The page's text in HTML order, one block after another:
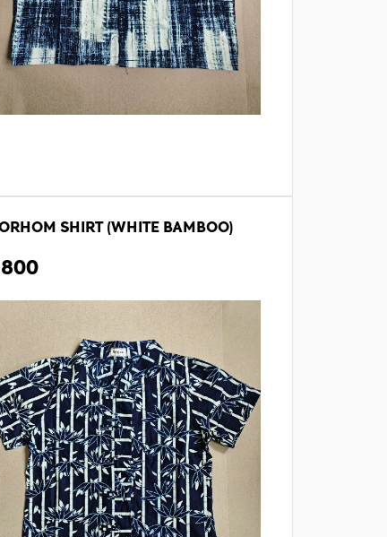
SHIRT (WHITE BAMBOO)